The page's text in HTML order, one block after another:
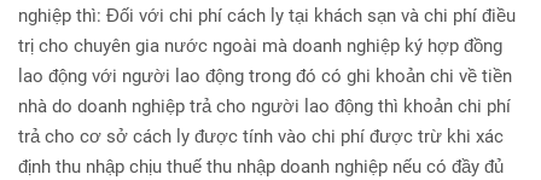
nghiệp thì: Đối với chi phí cách ly tại khách sạn và chi phí điều
trị cho chuyên gia nước ngoài mà doanh nghiệp ký hợp đồng
lao động với người lao động trong đó có ghi khoản chi về tiền
nhà do doanh nghiệp trả cho người lao động thì khoản chi phí
trả cho cơ sở cách ly được tính vào chi phí được trừ khi xác
định thu nhập chịu thuế thu nhập doanh nghiệp nếu có đầy đủ